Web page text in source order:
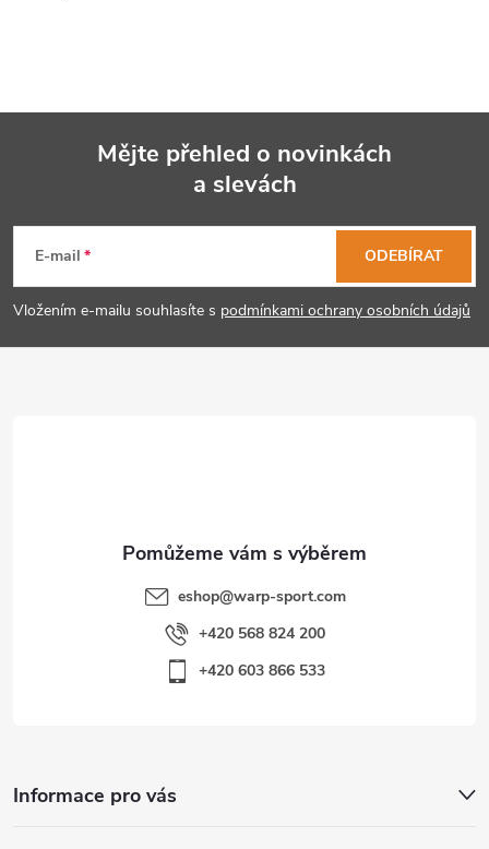
y
ý
p
p
Mějte přehled o novinkách
a slevách
E-mail
Vložením e-mailu souhlasíte s podmínkami ochrany osobních údajů
ODEBÍRAT
eshop@warp-sport.com
+420 568 824 200
+420 603 866 533
Informace pro vás